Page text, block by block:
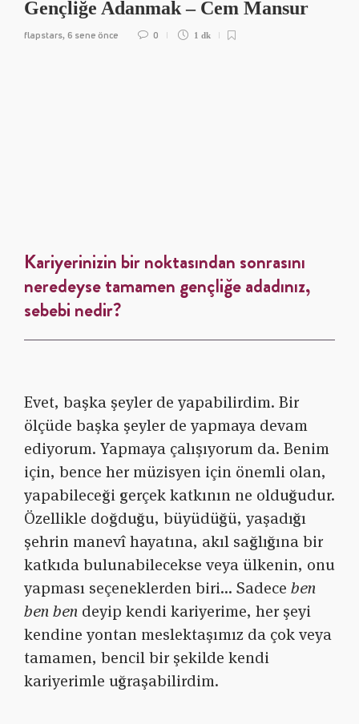
Gençliğe Adanmak – Cem Mansur
flapstars, 6 sene önce 0 1 dk
Kariyerinizin bir noktasından sonrasını
neredeyse tamamen gençliğe adadınız,
sebebi nedir?
Evet, başka şeyler de yapabilirdim. Bir
ölçüde başka şeyler de yapmaya devam
ediyorum. Yapmaya çalışıyorum da. Benim
için, bence her müzisyen için önemli olan,
yapabileceği gerçek katkının ne olduğudur.
Özellikle doğduğu, büyüdüğü, yaşadığı
şehrin manevî hayatına, akıl sağlığına bir
katkıda bulunabilecekse veya ülkenin, onu
yapması seçeneklerden biri… Sadece ben
ben ben deyip kendi kariyerime, her şeyi
kendine yontan meslektaşımız da çok veya
tamamen, bencil bir şekilde kendi
kariyerimle uğraşabilirdim.